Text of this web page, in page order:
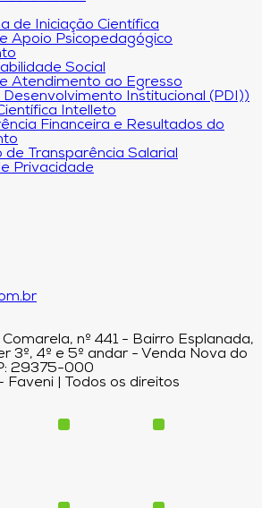
de Iniciação Científica
Apoio Psicopedagógico
Social
Atendimento ao Egresso
Desenvolvimento Institucional (PDI))
Intelleto
Financeira e Resultados do
de Transparência Salarial
Privacidade
nº 441 - Bairro Esplanada,
3º, 4º e 5º andar - Venda Nova do
29375-000
| Todos os direitos